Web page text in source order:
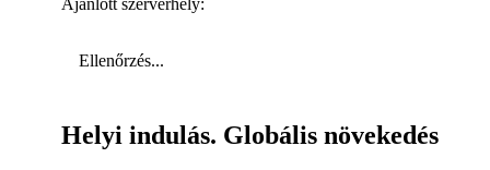
Ellenőrzés...
Helyi indulás. Globális növekedés